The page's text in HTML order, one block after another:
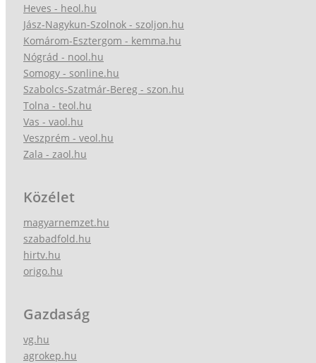
Heves - heol.hu
Jász-Nagykun-Szolnok - szoljon.hu
Komárom-Esztergom - kemma.hu
Nógrád - nool.hu
Somogy - sonline.hu
Szabolcs-Szatmár-Bereg - szon.hu
Tolna - teol.hu
Vas - vaol.hu
Veszprém - veol.hu
Zala - zaol.hu
Közélet
magyarnemzet.hu
szabadfold.hu
hirtv.hu
origo.hu
Gazdaság
vg.hu
agrokep.hu